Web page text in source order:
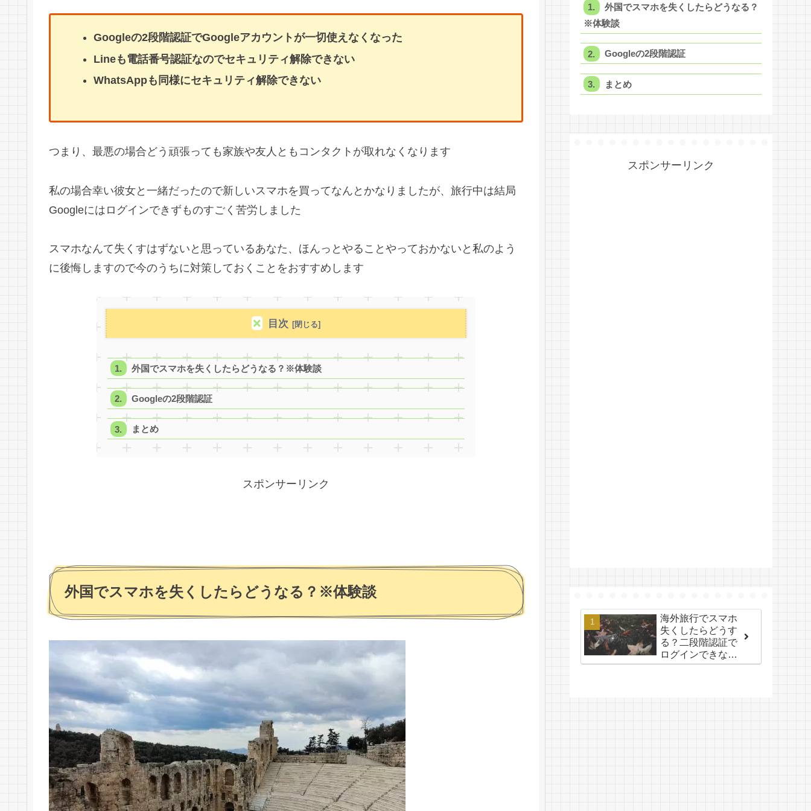
Googleの2段階認証でGoogleアカウントが一切使えなくなった
Lineも電話番号認証なのでセキュリティ解除できない
WhatsAppも同様にセキュリティ解除できない
つまり、最悪の場合どう頑張っても家族や友人ともコンタクトが取れなくなります
私の場合幸い彼女と一緒だったので新しいスマホを買ってなんとかなりましたが、旅行中は結局
Googleにはログインできずものすごく苦労しました
スマホなんて失くすはずないと思っているあなた、ほんっとやることやっておかないと私のよう
に後悔しますので今のうちに対策しておくことをおすすめします
目次
外国でスマホを失くしたらどうなる？※体験談
Googleの2段階認証
まとめ
スポンサーリンク
外国でスマホを失くしたらどうなる？※体験談
外国でスマホを失くしたらどうなる？
※体験談
Googleの2段階認証
まとめ
スポンサーリンク
海外旅行でスマホ
失くしたらどうす
る？二段階認証で
ログインできない
場合にできること